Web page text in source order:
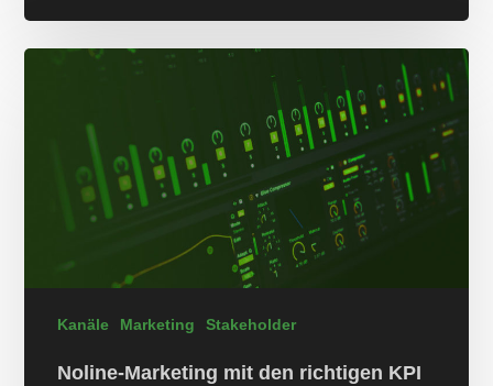
Kanäle Marketing Stakeholder
Noline-Marketing mit den richtigen KPI